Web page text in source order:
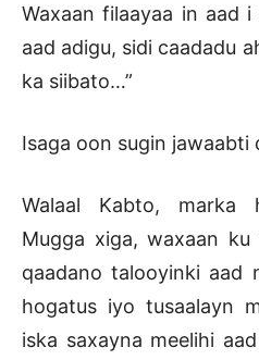
Waxaan filaayaa in aad
aad adigu, sidi caadadu
ka siibato…”
Isaga oon sugin jawaabti
Walaal Kabto, marka
Mugga xiga, waxaan
qaadano talooyinki aad
hogatus iyo tusaalayn
iska saxayna meelihi